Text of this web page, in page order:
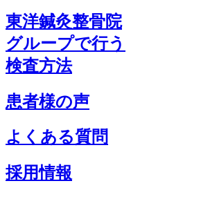
東洋鍼灸整骨院
グループで行う
検査方法
患者様の声
よくある質問
採用情報